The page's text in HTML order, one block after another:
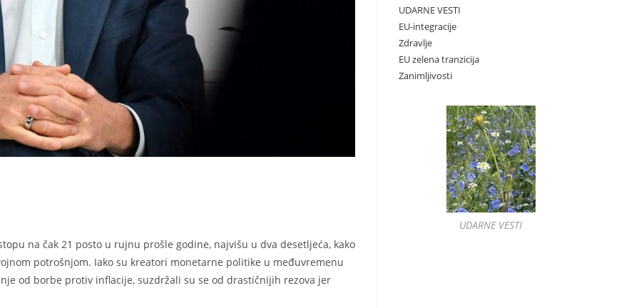
na čak 21 posto u rujnu prošle godine, najvišu u dva desetljeća, kako
potrošnjom. Iako su kreatori monetarne politike u međuvremenu
od borbe protiv inflacije, suzdržali su se od drastičnijih rezova jer
UDARNE VESTI
EU-integracije
Zdravlje
EU zelena tranzicija
Zanimljivosti
UDARNE VESTI